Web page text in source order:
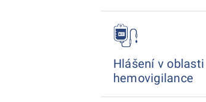
Hlášení v oblasti
hemovigilance